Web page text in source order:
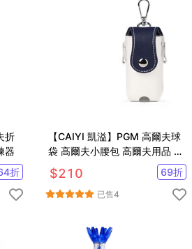
折
器
折
【CAIYI 凱溢】PGM 高爾夫球
袋 高爾夫小腰包 高爾夫用品 皮
革高爾夫球包
$210 69折
已售4